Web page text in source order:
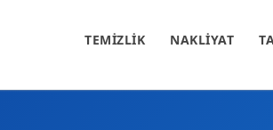
TEMİZLİK NAKLİYAT